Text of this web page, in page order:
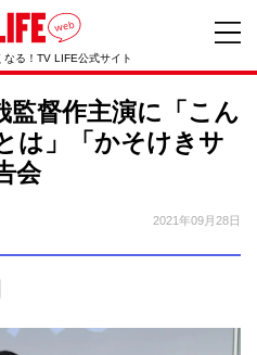
る！TV LIFE公式サイト
監督作主演に「こん
は」「かそけきサ
会
2021年09月28日